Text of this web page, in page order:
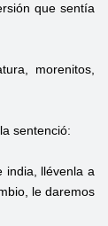
que sentía
morenitos,
sentenció:
llévenla a
le daremos